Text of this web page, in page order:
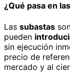
¿Qué pasa en
Las subastas
pueden
sin ejecución
precio de
mercado y al